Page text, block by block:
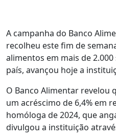
A campanha do Banco
recolheu este fim de
alimentos em mais de
país, avançou hoje a
O Banco Alimentar revelou
um acréscimo de 6,4% em
homóloga de 2024, que
divulgou a instituição